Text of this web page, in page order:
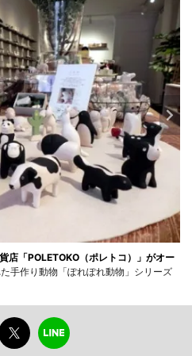
店「POLETOKO（ポレトコ）」がオー
手作り動物「ぽれぽれ動物」シリーズ